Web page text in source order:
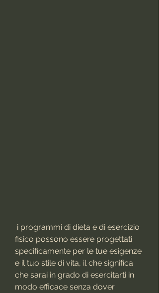
fisico possono essere progettati
specificamente per le tue esigenze
e il tuo stile di vita, il che significa
che sarai in grado di esercitarti in
modo efficace senza dover